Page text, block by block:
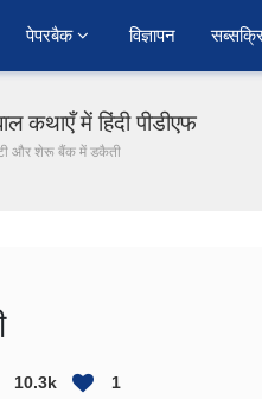
पेपरबैक विज्ञापन
कथाएँ में हिंदी पीडीएफ
और शेरू बैंक में डकैती
10.3k 1